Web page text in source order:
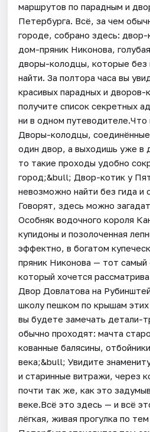
маршрутов по парадным и
Петербурга. Всё, за чем
городе, собрано здесь: двор-
дом-пряник Никонова,
дворы-колодцы, которые без
найти. За полтора часа вы
красивых парадных и дворов-
получите список секретных
ни в одном
Дворы-колодцы,
один двор, а выходишь уже в
то такие проходы удобно
город;&bull; Двор-котик у
невозможно найти без гида и
Говорят, здесь можно
Особняк водочного короля
купидоны и позолоченная
эффектно, в богатом
пряник Никонова — тот самый
который хочется
Двор Довлатова на
школу пешком по крышам
вы будете замечать детали-
обычно проходят: мачта
кованные балясины,
века;&bull; Увидите
и старинные витражи, через
почти так же, как это
веке.Всё это здесь — и всё
лёгкая, живая прогулка по